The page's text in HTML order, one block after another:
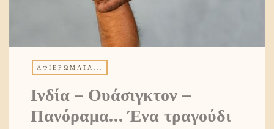
ΑΦΙΕΡΏΜΑΤΑ...
Ινδία – Ουάσιγκτον –
Πανόραμα… Ένα τραγούδι